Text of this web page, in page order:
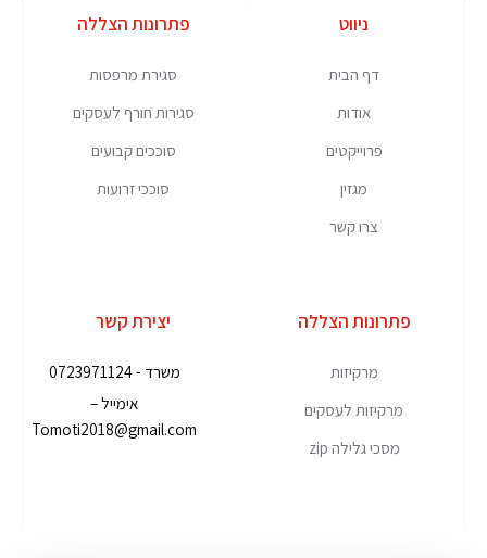
ניווט
דף הבית
אודות
פרוייקטים
מגזין
צרו קשר
פתרונות הצללה
סגירת מרפסות
סגירות חורף לעסקים
סוככים קבועים
סוככי זרועות
פתרונות הצללה
מרקיזות
מרקיזות לעסקים
מסכי גלילה zip
יצירת קשר
משרד - 0723971124
אימייל –
Tomoti2018@gmail.com